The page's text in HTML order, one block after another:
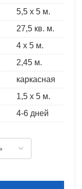
5,5 x 5 м.
27,5 кв. м.
4 x 5 м.
2,45 м.
каркасная
1,5 x 5 м.
4-6 дней